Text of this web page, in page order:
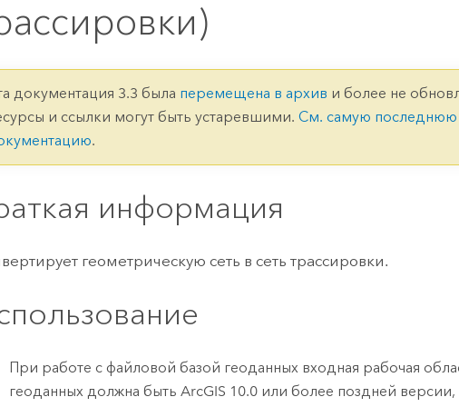
Все истории
документация 3.3 была перемещена в архив и более не
и ссылки могут быть устаревшими.См. самую последнюю
.
информация
геометрическую сеть в сеть трассировки.
При работе с файловой базой геоданных входная рабочая
геоданных должна быть ArcGIS 10.0 или более поздней версии,